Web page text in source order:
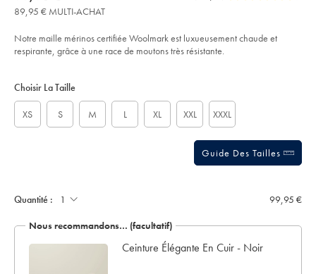
product:
col-
zipp%C3%A9-
m%C3%A9rinos-
-
-
99,95
€
5
89,95 € MULTI-ACHAT
Notre maille mérinos certifiée Woolmark est luxueusement chaude et
respirante, grâce à une race de moutons très résistante.
Actions
cart
Choisir La Taille
XS S M L XL XXL XXXL
Guide Des Tailles
Quantité : 99,95 €
Nous recommandons… (facultatif)
Ceinture Élégante En Cuir - Noir